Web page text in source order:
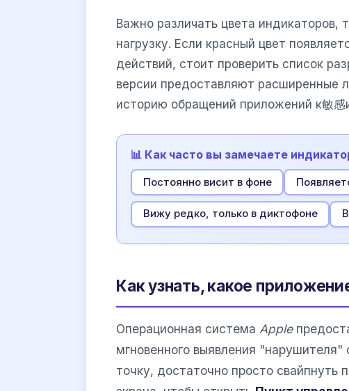
Важно различать цвета
нагрузку. Если красный цвет
действий, стоит проверить список
версии предоставляют расширенные
историю обращений приложений к敏
📊 Как часто вы замечаете
Постоянно висит в фоне
Вижу редко, только в диктофоне
Как узнать, какое
Операционная система Apple
мгновенного выявления
точку, достаточно просто свайпнуть